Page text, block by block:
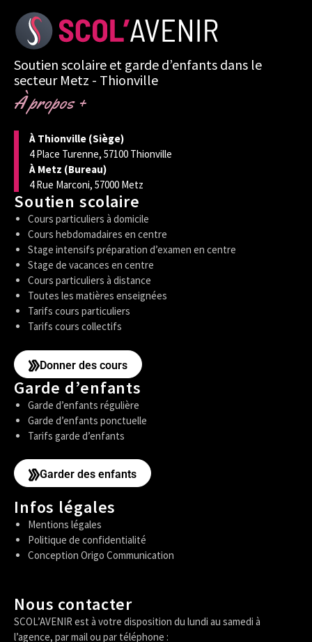
Soutien scolaire et garde d’enfants dans le
secteur Metz - Thionville
À propos +
À Thionville (Siège)
4 Place Turenne, 57100 Thionville
À Metz (Bureau)
4 Rue Marconi, 57000 Metz
Soutien scolaire
Cours particuliers à domicile
Cours hebdomadaires en centre
Stage intensifs préparation d’examen en centre
Stage de vacances en centre
Cours particuliers à distance
Toutes les matières enseignées
Tarifs cours particuliers
Tarifs cours collectifs
Donner des cours
Garde d’enfants
Garde d’enfants régulière
Garde d’enfants ponctuelle
Tarifs garde d’enfants
Garder des enfants
Infos légales
Mentions légales
Politique de confidentialité
Conception Origo Communication
Nous contacter
SCOL’AVENIR est à votre disposition du lundi au samedi à
l’agence, par mail ou par téléphone :